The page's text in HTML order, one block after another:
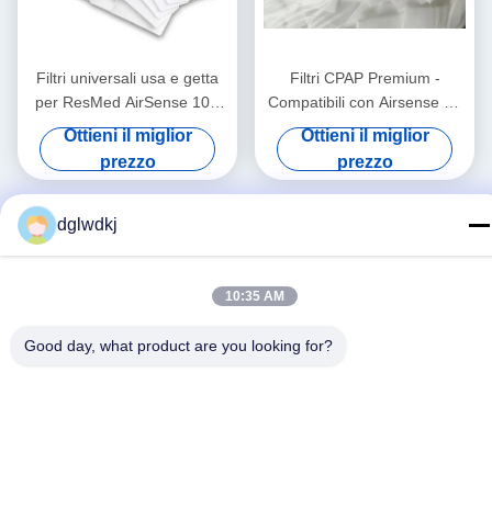
Filtri universali usa e getta
per ResMed AirSense 10 -
AirCurve 10 - S9 - AirStart
Ottieni il miglior
prezzo
Filtri CPAP Premium -
Compatibili con Airsense 11
serie di forniture
Ottieni il miglior
prezzo
dglwdkj
10:35 AM
Good day, what product are you looking for?